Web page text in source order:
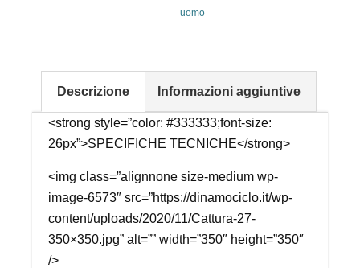
uomo
Descrizione Informazioni aggiuntive
<strong style=”color: #333333;font-size:
26px”>SPECIFICHE TECNICHE</strong>
<img class=”alignnone size-medium wp-
image-6573″ src=”https://dinamociclo.it/wp-
content/uploads/2020/11/Cattura-27-
350×350.jpg” alt=”” width=”350″ height=”350″
/>